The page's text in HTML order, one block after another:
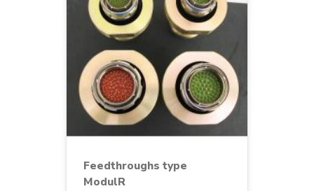
Feedthroughs type
ModulR